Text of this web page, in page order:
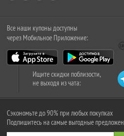
Все наши купоны доступны
через Мобильное Приложение:
Ищите скидки поблизости,
не выходя из чата:
Сэкономьте до 90% при любых покупках
Подпишитесь на самые выгодные